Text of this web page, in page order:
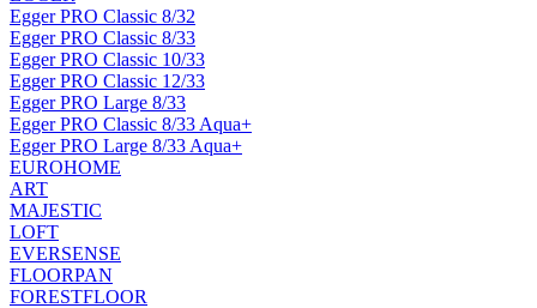
Egger PRO Classic 8/32
Egger PRO Classic 8/33
Egger PRO Classic 10/33
Egger PRO Classic 12/33
Egger PRO Large 8/33
Egger PRO Classic 8/33 Aqua+
Egger PRO Large 8/33 Aqua+
EUROHOME
ART
MAJESTIC
LOFT
EVERSENSE
FLOORPAN
FORESTFLOOR